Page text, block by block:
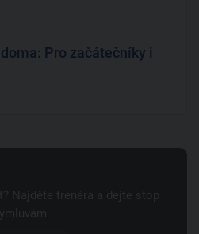
Pro začátečníky i